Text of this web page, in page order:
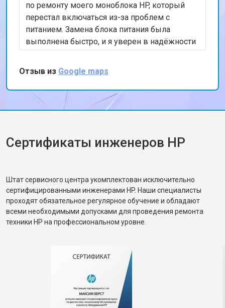
по ремонту моего моноблока HP, который
перестал включаться из-за проблем с
питанием. Замена блока питания была
выполнена быстро, и я уверен в надёжности
моего компьютера.
Отзыв из Google maps
Сертификаты инженеров HP
Штат сервисного центра укомплектован исключительно
сертифицированными инженерами HP. Наши специалисты
проходят обязательное регулярное обучение и обладают
всеми необходимыми допусками для проведения ремонта
техники HP на профессиональном уровне.